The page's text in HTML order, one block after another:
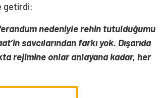
getirdi:
nedeniyle rehin tutulduğumu
savcılarından farkı yok. Dışarıda
rejimine onlar anlayana kadar, her